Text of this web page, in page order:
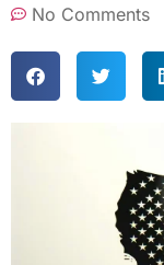
No Comments